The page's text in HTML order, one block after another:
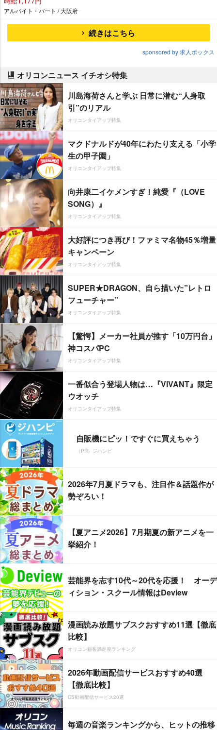
アルバイト・パート / 大阪府
続きはこちら
sponsored by 求人ボックス
オリコンニュース イチオシ特集
川島海荷さんと学ぶ 日常に潜む“人身取
引”のリアル
オリコンタイアップ特集
マクドナルドが40年にわたり支える「小学
生の甲子園」
オリコンタイアップ特集
向井康二イケメンすぎ！純愛『（LOVE
SONG）』
オリコンタイアップ特集
大好評につき再び！ファミマ名物45％増量
キャンペーン
オリコンタイアップ特集
SUPER★DRAGON、自ら描いた”レトロ
フューチャー”
オリコンタイアップ特集
【驚愕】メーカー社員が推す「10万円台」
神コスパPC
オリコンタイアップ特集
一番似合う登場人物は…『VIVANT』限定
ウオッチ
オリコンタイアップ特集
自販機にピッ！ですぐに買えちゃう
（PR）ジハンピ
2026年7月夏ドラマも、注目作＆話題作が
勢ぞろい！
【夏アニメ2026】7月期夏の新アニメを一
挙紹介！
芸能界を志す10代～20代を応援！ オーデ
ィション・スクール情報はDeview
漫画読み放題サブスクおすすめ11選【徹底
比較】
オリコン顧客満足度ランキング
2026年動画配信サービスおすすめ40選
【徹底比較】
CS動画配信サービス20選
毎週の音楽ランキングから、ヒットの推移